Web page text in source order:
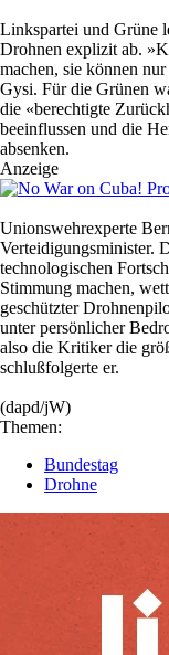
Linkspartei und Grüne
Drohnen explizit ab.
machen, sie können
Gysi. Für die Grünen
die «berechtigte
beeinflussen und die
absenken.
Anzeige
Unionswehrexperte
Verteidigungsminister.
technologischen
Stimmung machen,
geschützter
unter persönlicher
also die Kritiker die
schlußfolgerte er.
(dapd/jW)
Themen:
Bundestag
Drohne